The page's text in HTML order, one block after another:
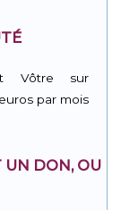
Vôtre sur
par mois
UN DON, OU